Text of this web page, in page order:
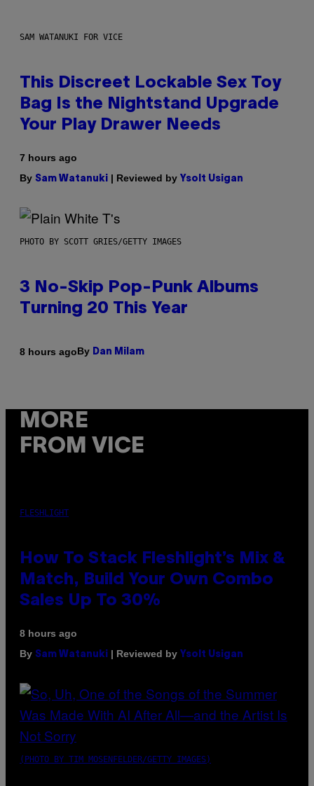
SAM WATANUKI FOR VICE
This Discreet Lockable Sex Toy
Bag Is the Nightstand Upgrade
Your Play Drawer Needs
7 hours ago
By Sam Watanuki | Reviewed by Ysolt Usigan
PHOTO BY SCOTT GRIES/GETTY IMAGES
3 No-Skip Pop-Punk Albums
Turning 20 This Year
8 hours agoBy Dan Milam
MORE
FROM VICE
FLESHLIGHT
How To Stack Fleshlight’s Mix &
Match, Build Your Own Combo
Sales Up To 30%
8 hours ago
By Sam Watanuki | Reviewed by Ysolt Usigan
(PHOTO BY TIM MOSENFELDER/GETTY IMAGES)